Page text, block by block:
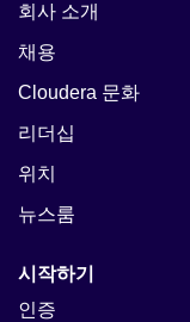
회사 소개
채용
Cloudera 문화
리더십
위치
뉴스룸
시작하기
인증